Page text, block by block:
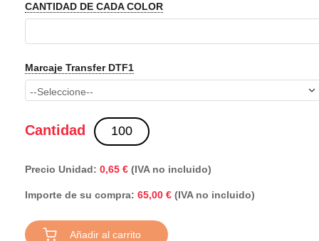
CANTIDAD DE CADA COLOR
Marcaje Transfer DTF1
Cantidad
Precio Unidad: 0,65 € (IVA no incluido)
Importe de su compra: 65,00 € (IVA no incluido)
Añadir al carrito